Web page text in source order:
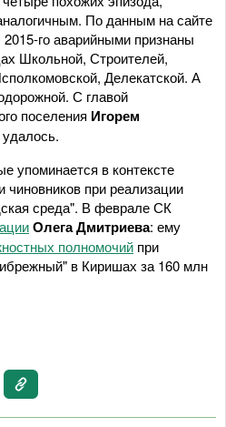
По данным на сайте
го аварийными признаны
Школьной, Строителей,
Делекатской. А
С главой
поселения Игорем
упоминается в контексте
при реализации
среда". В феврале СК
Олега Дмитриева: ему
полномочий при
в Киришах за 160 млн